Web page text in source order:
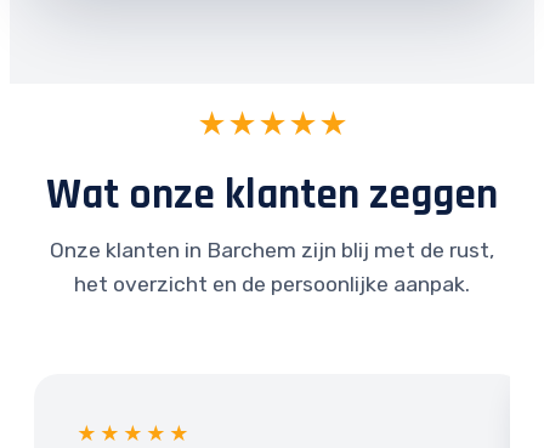
★★★★★
Wat onze klanten zeggen
Onze klanten in Barchem zijn blij met de rust,
het overzicht en de persoonlijke aanpak.
★★★★★